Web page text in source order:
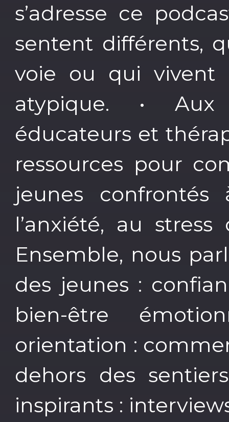
s’adresse ce
sentent différents,
voie ou qui vivent
atypique. • Aux
éducateurs et
ressources pour
jeunes
l’anxiété, au
Ensemble, nous
des jeunes :
bien-être
orientation :
dehors des
inspirants :